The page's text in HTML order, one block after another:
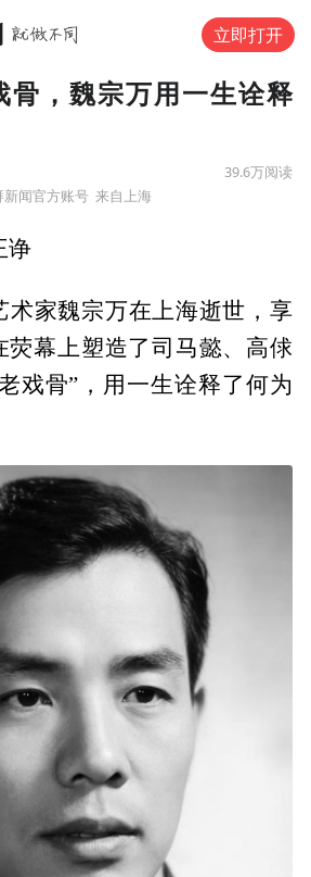
立即打开
骨，魏宗万用一生诠释
新闻官方账号 来自上海
39.6万阅读
诤
术家魏宗万在上海逝世，享
荧幕上塑造了司马懿、高俅
戏骨”，用一生诠释了何为